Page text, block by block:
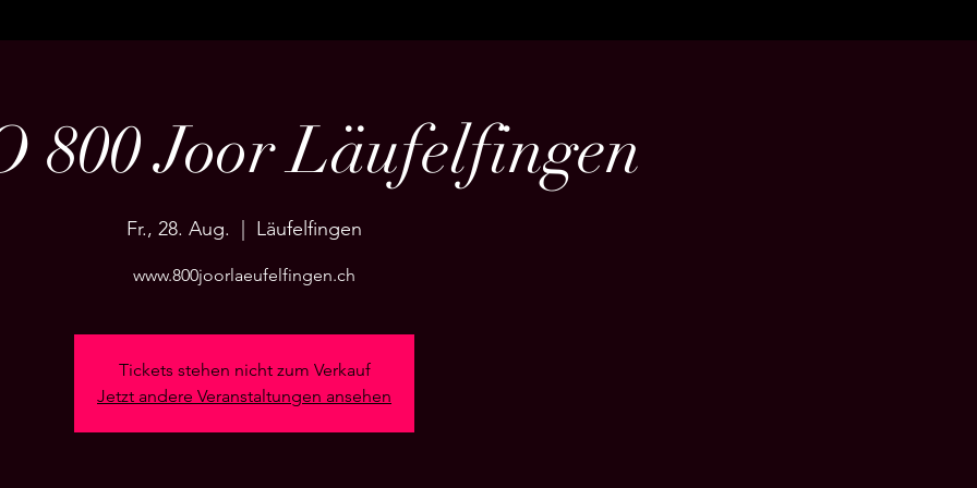
800 Joor Läufelfingen
Fr., 28. Aug. Läufelfingen
www.800joorlaeufelfingen.ch
Tickets stehen nicht zum Verkauf
Jetzt andere Veranstaltungen ansehen